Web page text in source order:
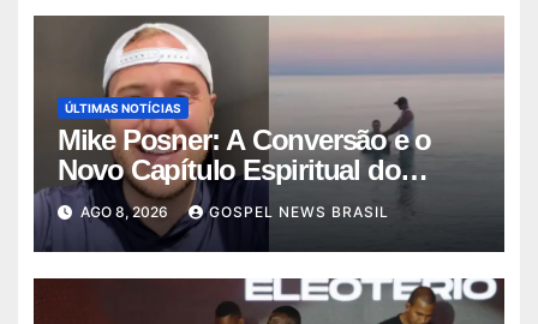
ÚLTIMAS NOTÍCIAS
Mike Posner: A Conversão e o
Novo Capítulo Espiritual do
Cantor
AGO 8, 2026 GOSPEL NEWS BRASIL